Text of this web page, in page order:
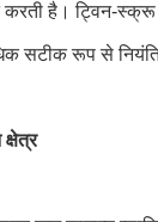
करती है। ट्विन-
सटीक रूप से